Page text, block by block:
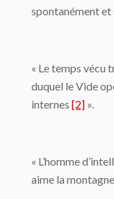
spontanément et
« Le temps vécu
duquel le Vide
internes [2] ».
« L’homme
aime la montagne